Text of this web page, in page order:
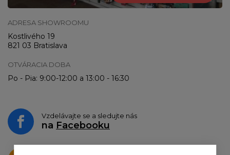
ADRESA SHOWROOMU
Kostlivého 19
821 03 Bratislava
OTVÁRACIA DOBA
Po - Pia: 9:00-12:00 a 13:00 - 16:30
Vzdelávajte se a sledujte nás
na Facebooku